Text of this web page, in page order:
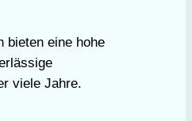
bieten eine hohe
viele Jahre.